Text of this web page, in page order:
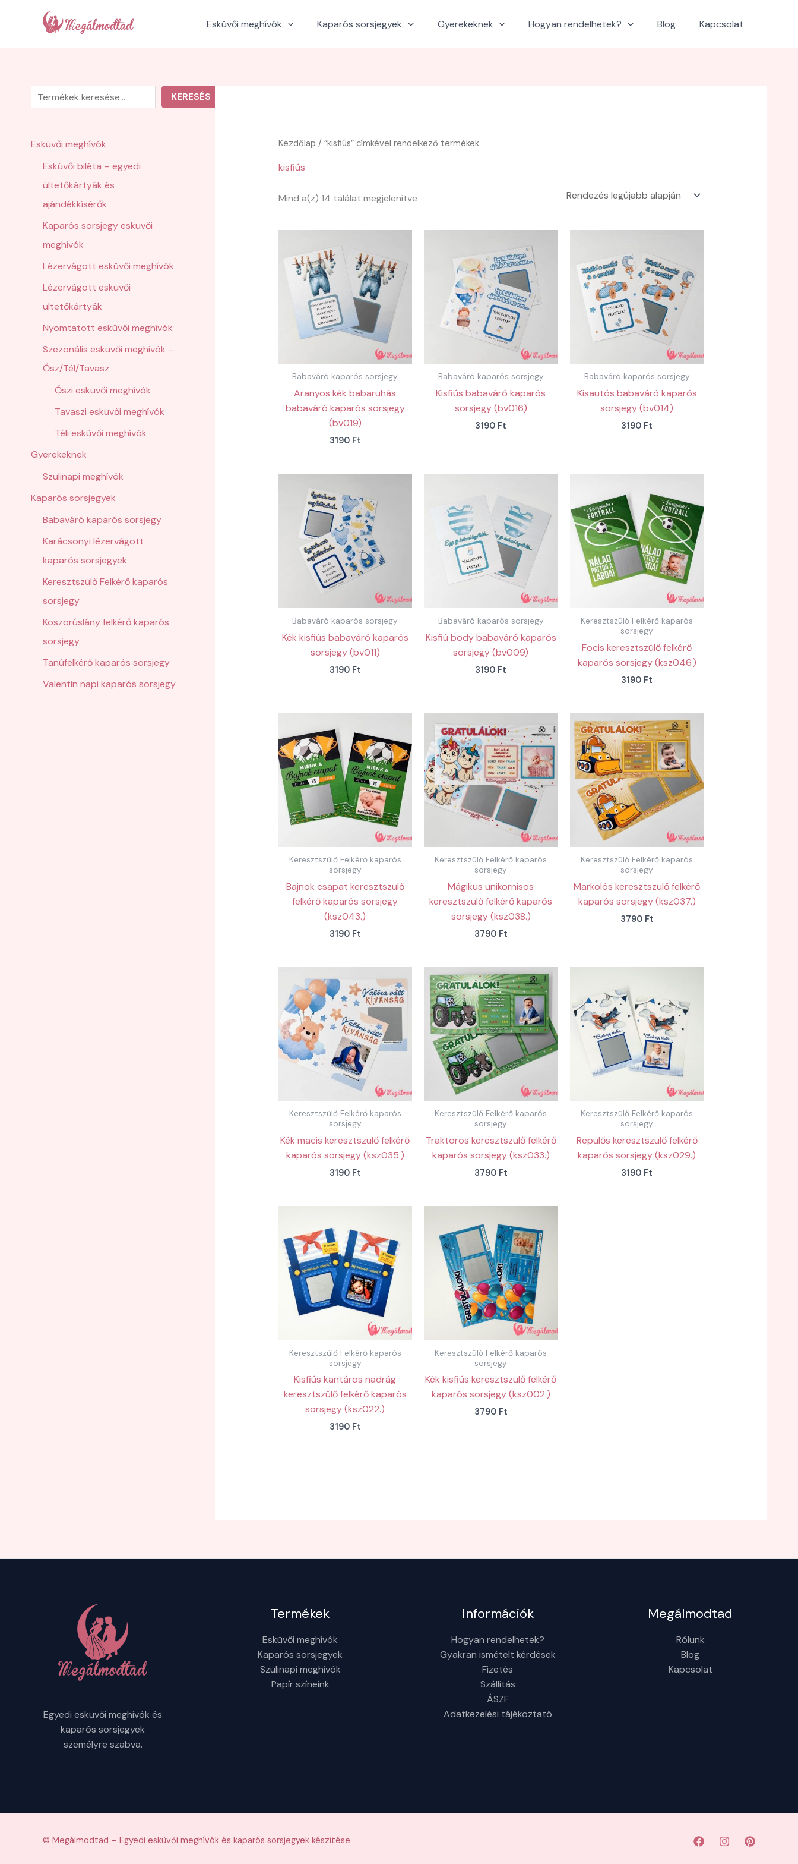
Esküvői meghívók Kaparós sorsjegyek Gyerekeknek Hogyan rendelhetek? Blog Kapcsolat
e
KERESÉS
Esküvői meghívók
Esküvői biléta – egyedi
ültetőkártyák és
ajándékkísérők
Kaparós sorsjegy esküvői
meghívók
Lézervágott esküvői meghívók
Lézervágott esküvői
ültetőkártyák
Nyomtatott esküvői meghívók
Szezonális esküvői meghívók –
Ősz/Tél/Tavasz
Őszi esküvői meghívók
Tavaszi esküvői meghívók
Téli esküvői meghívók
Gyerekeknek
Szülinapi meghívók
Kaparós sorsjegyek
Babaváró kaparós sorsjegy
Karácsonyi lézervágott
kaparós sorsjegyek
Keresztszülő Felkérő kaparós
sorsjegy
Koszorúslány felkérő kaparós
sorsjegy
Tanúfelkérő kaparós sorsjegy
Valentin napi kaparós sorsjegy
Kezdőlap / “kisfiús” címkével rendelkező termékek
kisfiús
Mind a(z) 14 találat megjelenítveSorted
Babaváró kaparós sorsjegy
Aranyos kék babaruhás
babaváró kaparós sorsjegy
(bv019)
3190 Ft
Babaváró kaparós sorsjegy
Kisfiús babaváró kaparós
sorsjegy (bv016)
3190 Ft
Babaváró kaparós sorsjegy
Kisautós babaváró kaparós
sorsjegy (bv014)
3190 Ft
Babaváró kaparós sorsjegy
Kék kisfiús babaváró kaparós
sorsjegy (bv011)
3190 Ft
Babaváró kaparós sorsjegy
Kisfiú body babaváró kaparós
sorsjegy (bv009)
3190 Ft
Keresztszülő Felkérő kaparós
sorsjegy
Focis keresztszülő felkérő
kaparós sorsjegy (ksz046.)
3190 Ft
Keresztszülő Felkérő kaparós
sorsjegy
Bajnok csapat keresztszülő
felkérő kaparós sorsjegy
(ksz043.)
3190 Ft
Keresztszülő Felkérő kaparós
sorsjegy
Mágikus unikornisos
keresztszülő felkérő kaparós
sorsjegy (ksz038.)
3790 Ft
Keresztszülő Felkérő kaparós
sorsjegy
Markolós keresztszülő felkérő
kaparós sorsjegy (ksz037.)
3790 Ft
Keresztszülő Felkérő kaparós
sorsjegy
Kék macis keresztszülő felkérő
kaparós sorsjegy (ksz035.)
3190 Ft
Keresztszülő Felkérő kaparós
sorsjegy
Traktoros keresztszülő felkérő
kaparós sorsjegy (ksz033.)
3790 Ft
Keresztszülő Felkérő kaparós
sorsjegy
Repülős keresztszülő felkérő
kaparós sorsjegy (ksz029.)
3190 Ft
Keresztszülő Felkérő kaparós
sorsjegy
Kisfiús kantáros nadrág
keresztszülő felkérő kaparós
sorsjegy (ksz022.)
3190 Ft
Keresztszülő Felkérő kaparós
sorsjegy
Kék kisfiús keresztszülő felkérő
kaparós sorsjegy (ksz002.)
3790 Ft
Egyedi esküvői meghívók és
kaparós sorsjegyek
személyre szabva.
Termékek
Esküvői meghívók
Kaparós sorsjegyek
Szülinapi meghívók
Papír színeink
Információk
Hogyan rendelhetek?
Gyakran ismételt kérdések
Fizetés
Szállítás
ÁSZF
Adatkezelési tájékoztató
Megálmodtad
Rólunk
Blog
Kapcsolat
© Megálmodtad – Egyedi esküvői meghívók és kaparós sorsjegyek készítése